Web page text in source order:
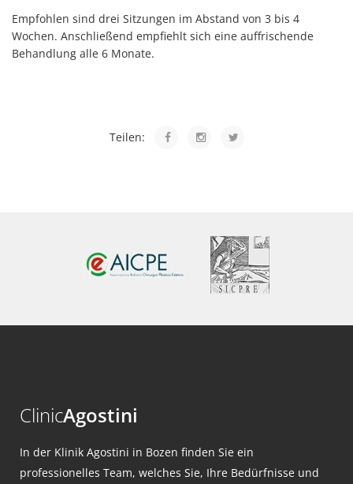
Empfohlen sind drei Sitzungen im Abstand von 3 bis 4
Wochen. Anschließend empfiehlt sich eine auffrischende
Behandlung alle 6 Monate.
Teilen:
ClinicAgostini
In der Klinik Agostini in Bozen finden Sie ein
professionelles Team, welches Sie, Ihre Bedürfnisse und